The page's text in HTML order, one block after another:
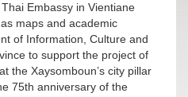
Embassy in Vientiane
maps and academic
of Information, Culture and
to support the project of
the Xaysomboun’s city pillar
75th anniversary of the